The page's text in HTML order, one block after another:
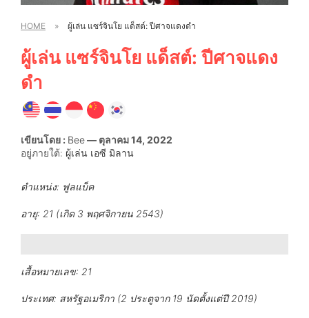
HOME » ผู้เล่น แซร์จินโย แด็สต์: ปีศาจแดงดำ
ผู้เล่น แซร์จินโย แด็สต์: ปีศาจแดง
ดำ
เขียนโดย : Bee— ตุลาคม 14, 2022
อยู่ภายใต้: ผู้เล่น เอซี มิลาน
ตำแหน่ง: ฟูลแบ็ค
อายุ: 21 (เกิด 3 พฤศจิกายน 2543)
เสื้อหมายเลข: 21
ประเทศ: สหรัฐอเมริกา (2 ประตูจาก 19 นัดตั้งแต่ปี 2019)